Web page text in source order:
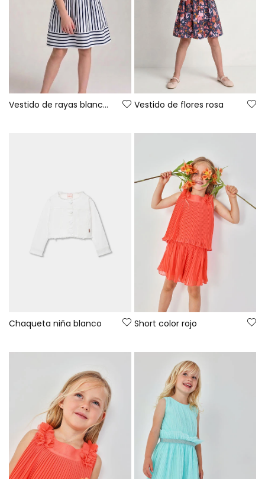
Vestido de rayas blanco y azul marino Vestido de flores rosa
Chaqueta niña blanco Short color rojo